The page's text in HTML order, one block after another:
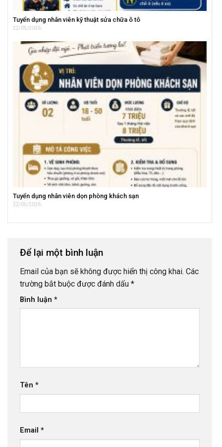
Tuyển dụng nhân viên kỹ thuật sửa chữa ô tô
22/05/2026
Tuyển dụng nhân viên dọn phòng khách sạn
22/05/2026
Để lại một bình luận
Email của bạn sẽ không được hiển thị công khai. Các
trường bắt buộc được đánh dấu *
Bình luận *
Tên *
Email *